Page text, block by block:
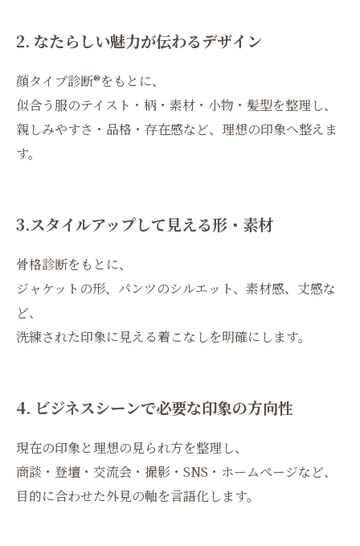
2. なたらしい魅力が伝わるデザイン
顔タイプ診断®をもとに、
似合う服のテイスト・柄・素材・小物・髪型を整理し、
親しみやすさ・品格・存在感など、理想の印象へ整えま
す。
3.スタイルアップして見える形・素材
骨格診断をもとに、
ジャケットの形、パンツのシルエット、素材感、丈感な
ど、
洗練された印象に見える着こなしを明確にします。
4. ビジネスシーンで必要な印象の方向性
現在の印象と理想の見られ方を整理し、
商談・登壇・交流会・撮影・SNS・ホームページなど、
目的に合わせた外見の軸を言語化します。